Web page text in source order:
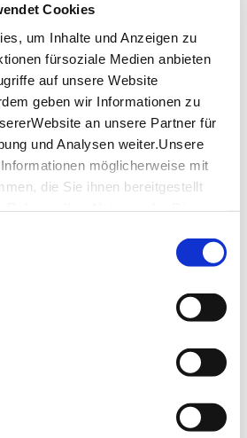
Cookies
um Inhalte und Anzeigen zu
fürsoziale Medien anbieten
auf unsere Website
geben wir Informationen zu
an unsere Partner für
und Analysen weiter.Unsere
möglicherweise mit
die Sie ihnen bereitgestellt
restaurant is known as a
national and international
as well as parking garage are
hotel and are available for a
Book now